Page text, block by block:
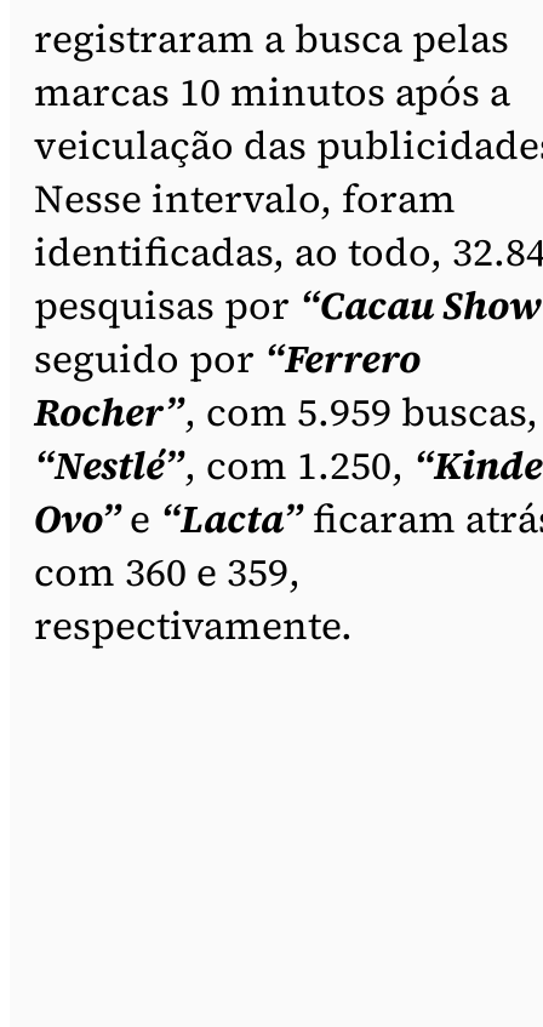
registraram a busca pelas
marcas 10 minutos após a
veiculação das
Nesse intervalo, foram
identificadas, ao todo,
pesquisas por “Cacau
seguido por “Ferrero
Rocher”, com 5.959 buscas,
“Nestlé”, com 1.250,
Ovo”e “Lacta”ficaram
com 360 e 359,
respectivamente.